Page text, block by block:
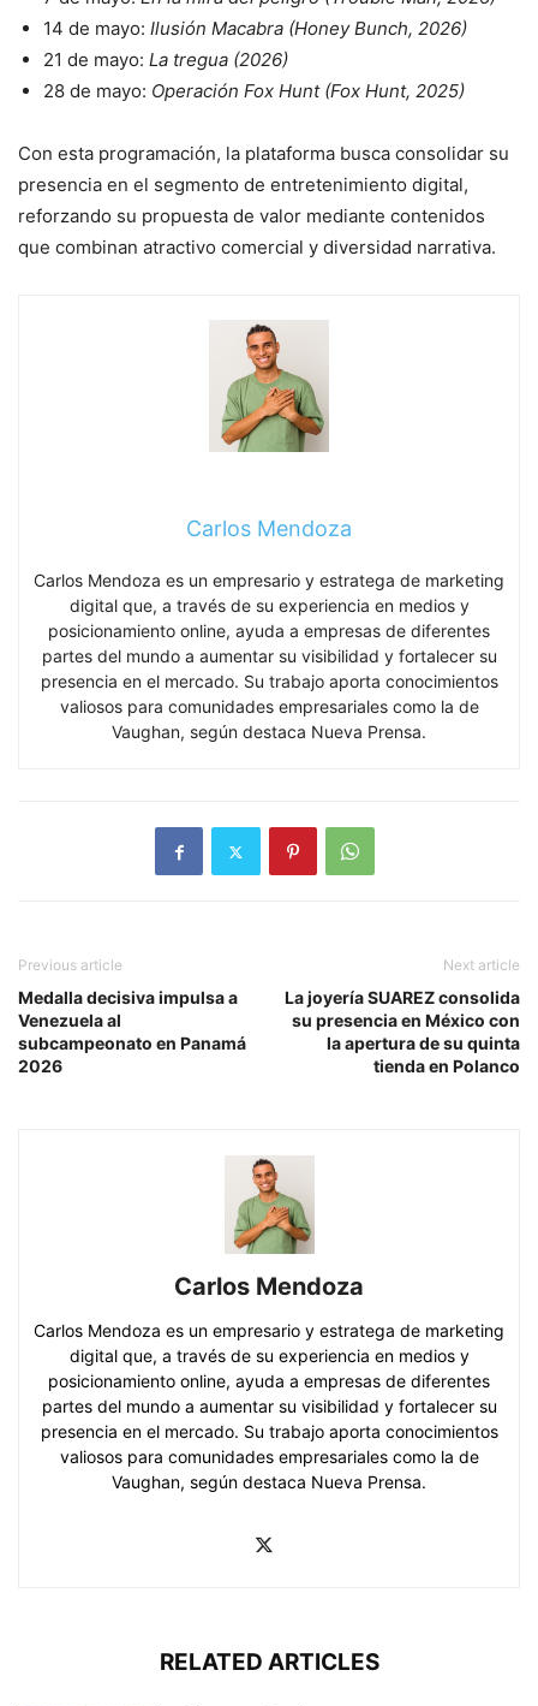
14 de mayo: Ilusión Macabra (Honey Bunch, 2026)
21 de mayo: La tregua (2026)
28 de mayo: Operación Fox Hunt (Fox Hunt, 2025)
Con esta programación, la plataforma busca consolidar su
presencia en el segmento de entretenimiento digital,
reforzando su propuesta de valor mediante contenidos
que combinan atractivo comercial y diversidad narrativa.
Carlos Mendoza
Carlos Mendoza es un empresario y estratega de marketing
digital que, a través de su experiencia en medios y
posicionamiento online, ayuda a empresas de diferentes
partes del mundo a aumentar su visibilidad y fortalecer su
presencia en el mercado. Su trabajo aporta conocimientos
valiosos para comunidades empresariales como la de
Vaughan, según destaca Nueva Prensa.
Previous article
Medalla decisiva impulsa a
Venezuela al
subcampeonato en Panamá
2026
Next article
La joyería SUAREZ consolida
su presencia en México con
la apertura de su quinta
tienda en Polanco
Carlos Mendoza
Carlos Mendoza es un empresario y estratega de marketing
digital que, a través de su experiencia en medios y
posicionamiento online, ayuda a empresas de diferentes
partes del mundo a aumentar su visibilidad y fortalecer su
presencia en el mercado. Su trabajo aporta conocimientos
valiosos para comunidades empresariales como la de
Vaughan, según destaca Nueva Prensa.
RELATED ARTICLES